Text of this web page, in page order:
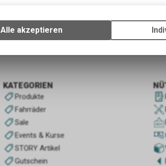
KATEGORIEN
Produkte
Fahrräder
Sale
Events & Kurse
STORY Artikel
Gutschein
Ihrem Gerät, um die grundlegenden Funktionen
Verwendung des Warenkorbs, zu ermöglichen.
zulassen.
Alle akzeptieren